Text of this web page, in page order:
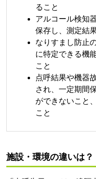
ること
アルコール検知
保存し、測定結
なりすまし防止
に特定できる機
こと
点呼結果や機器
され、一定期間
ができないこと
こと
施設・環境の違いは？